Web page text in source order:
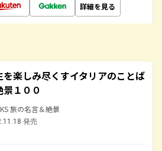
詳細を見る
を楽しみ尽くすイタリアのことば
景１００
旅の名言＆絶景
発売